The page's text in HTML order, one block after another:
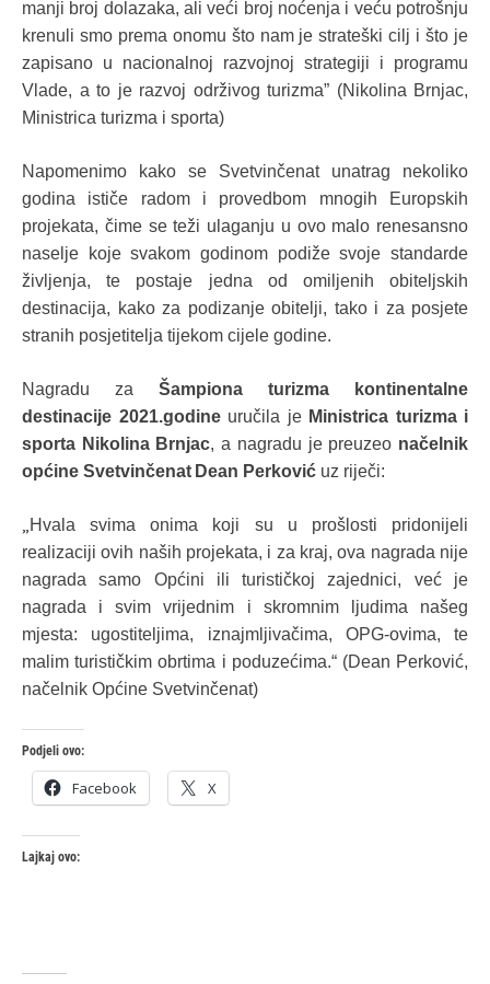
manji broj dolazaka, ali veći broj noćenja i veću potrošnju
krenuli smo prema onomu što nam je strateški cilj i što je
zapisano u nacionalnoj razvojnoj strategiji i programu
Vlade, a to je razvoj održivog turizma” (Nikolina Brnjac,
Ministrica turizma i sporta)
Napomenimo kako se Svetvinčenat unatrag nekoliko
godina ističe radom i provedbom mnogih Europskih
projekata, čime se teži ulaganju u ovo malo renesansno
naselje koje svakom godinom podiže svoje standarde
življenja, te postaje jedna od omiljenih obiteljskih
destinacija, kako za podizanje obitelji, tako i za posjete
stranih posjetitelja tijekom cijele godine.
Nagradu za Šampiona turizma kontinentalne
destinacije 2021.godineuručila je Ministrica turizma i
sporta Nikolina Brnjac, a nagradu je preuzeo načelnik
općine Svetvinčenat Dean Perković uz riječi:
Hvala svima onima koji su u prošlosti pridonijeli
realizaciji ovih naših projekata, i za kraj, ova nagrada nije
nagrada samo Općini ili turističkoj zajednici, već je
nagrada i svim vrijednim i skromnim ljudima našeg
mjesta: ugostiteljima, iznajmljivačima, OPG-ovima, te
malim turističkim obrtima i poduzećima.“ (Dean Perković,
načelnik Općine Svetvinčenat)
Podjeli ovo:
Facebook X
Lajkaj ovo: